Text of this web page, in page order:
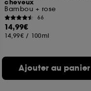
cheveux
Bambou + rose
66
14,99€
14,99€ / 100ml
Ajouter au panier